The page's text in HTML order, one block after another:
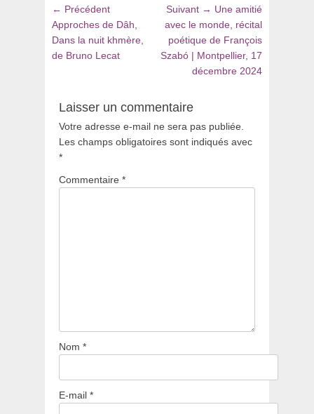
Navigation
de
l’article
← PrécédentArticle
précédent
:
Approches de Dâh,
Dans la nuit khmère,
de Bruno Lecat
Suivant → Article
suivant
:
Une amitié
avec le monde, récital
poétique de François
Szabó | Montpellier, 17
décembre 2024
Laisser un commentaire
Votre adresse e-mail ne sera pas publiée.
Les champs obligatoires sont indiqués avec
*
Commentaire *
Nom *
E-mail *